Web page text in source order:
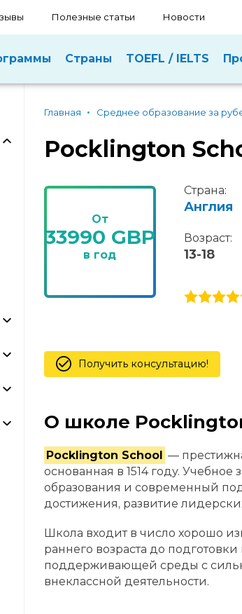
Полезные статьи Новости
Страны TOEFL / IELTS
Главная Среднее образование за
Pocklington
От
33990 GBP
в год
Страна:
Англия
Возраст:
13-18
3
2
1
Получить консультацию!
О школе
Pocklington School
—
основанная в 1514 году.
образования и современный
достижения, развитие
Школа входит в число хорошо
раннего возраста до
поддерживающей среды с
внеклассной деятельности.